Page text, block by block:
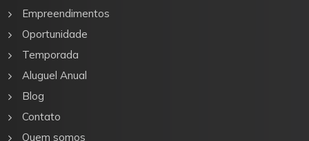
Empreendimentos
Oportunidade
Temporada
Aluguel Anual
Blog
Contato
Quem somos